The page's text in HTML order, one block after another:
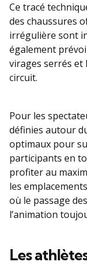
Ce tracé
des chaussures
irrégulière sont
également
virages serrés et
circuit.
Pour les
définies autour
optimaux pour
participants en
profiter au
les
où le passage
l’animation
Les